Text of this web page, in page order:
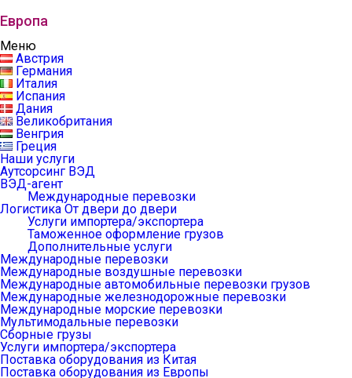
Европа
Меню
Австрия
Германия
Италия
Испания
Дания
Великобритания
Венгрия
Греция
Наши услуги
Аутсорсинг ВЭД
ВЭД-агент
Международные перевозки
Логистика От двери до двери
Услуги импортера/экспортера
Таможенное оформление грузов
Дополнительные услуги
Международные перевозки
Международные воздушные перевозки
Международные автомобильные перевозки грузов
Международные железнодорожные перевозки
Международные морские перевозки
Мультимодальные перевозки
Сборные грузы
Услуги импортера/экспортера
Поставка оборудования из Китая
Поставка оборудования из Европы